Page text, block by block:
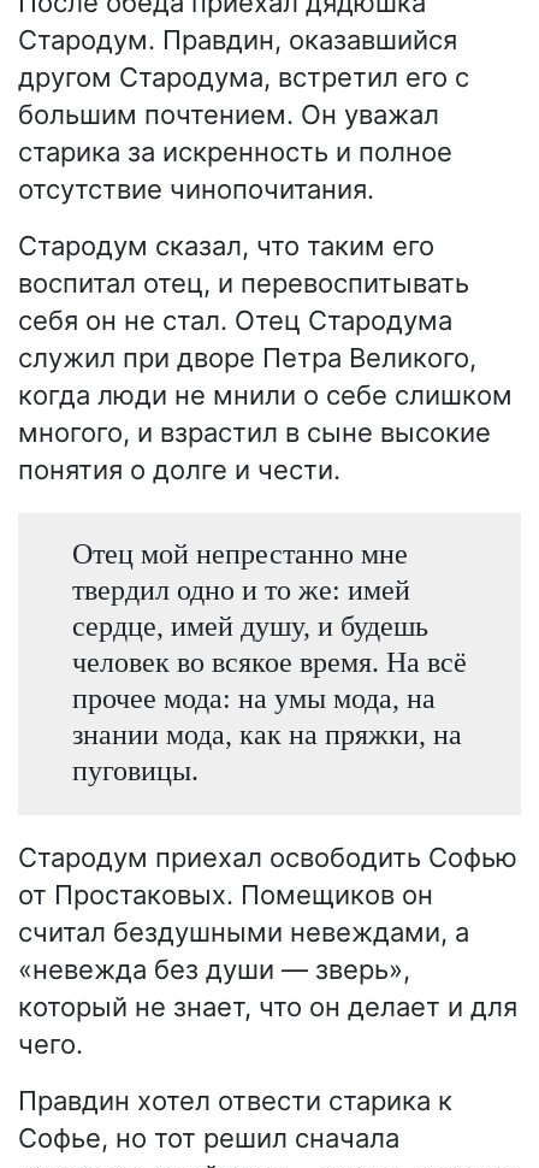
Стародум. Правдин, оказавшийся
другом Стародума, встретил его с
большим почтением. Он уважал
старика за искренность и полное
отсутствие чинопочитания.
Стародум сказал, что таким его
воспитал отец, и перевоспитывать
себя он не стал. Отец Стародума
служил при дворе Петра Великого,
когда люди не мнили о себе слишком
многого, и взрастил в сыне высокие
понятия о долге и чести.
Отец мой непрестанно мне
твердил одно и то же: имей
сердце, имей душу, и будешь
человек во всякое время. На всё
прочее мода: на умы мода, на
знании мода, как на пряжки, на
пуговицы.
Стародум приехал освободить Софью
от Простаковых. Помещиков он
считал бездушными невеждами, а
«невежда без души — зверь»,
который не знает, что он делает и для
чего.
Правдин хотел отвести старика к
Софье, но тот решил сначала